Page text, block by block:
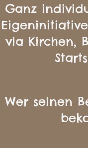
Ganz
via Kirchen,
Wer seinen